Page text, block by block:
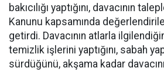
bakıcılığı yaptığını, davacının
Kanunu kapsamında
getirdi. Davacının atlarla
temizlik işlerini yaptığını, sabah
sürdüğünü, akşama kadar